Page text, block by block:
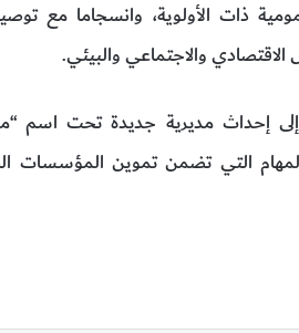
ذات الأولوية، وانسجاما مع
والاجتماعي والبيئي.
مديرية جديدة تحت اسم
التي تضمن تموين المؤسسات